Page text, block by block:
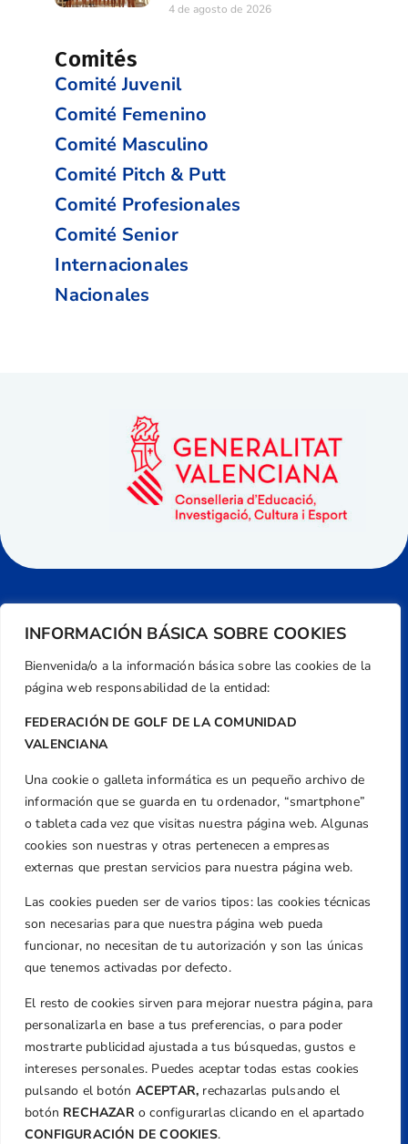
INFORMACIÓN BÁSICA SOBRE COOKIES
Bienvenida/o a la información básica sobre las cookies de la
página web responsabilidad de la entidad:
FEDERACIÓN DE GOLF DE LA COMUNIDAD
VALENCIANA
Una cookie o galleta informática es un pequeño archivo de
información que se guarda en tu ordenador, “smartphone”
o tableta cada vez que visitas nuestra página web. Algunas
cookies son nuestras y otras pertenecen a empresas
externas que prestan servicios para nuestra página web.
Las cookies pueden ser de varios tipos: las cookies técnicas
son necesarias para que nuestra página web pueda
funcionar, no necesitan de tu autorización y son las únicas
que tenemos activadas por defecto.
El resto de cookies sirven para mejorar nuestra página, para
personalizarla en base a tus preferencias, o para poder
mostrarte publicidad ajustada a tus búsquedas, gustos e
intereses personales. Puedes aceptar todas estas cookies
pulsando el botón ACEPTAR, rechazarlas pulsando el
botón RECHAZARo configurarlas clicando en el apartado
CONFIGURACIÓN DE COOKIES.
4 de agosto de 2026
Comités
Comité Juvenil
Comité Femenino
Comité Masculino
Comité Pitch & Putt
Comité Profesionales
Comité Senior
Internacionales
Nacionales
Dirección
Centre de L´Esport, Carrer d'Isaac Peral i
Caballero, Nº 5, Despachos 2 y 3, 46980,
Valencia
Teléfono
+34 961 367 799
Email
federacion@golfcv.com
Aviso Legal
Política de Privacidad
Transparencia
Normativa
Federación